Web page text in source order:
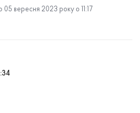
05 вересня 2023 року о 11:17